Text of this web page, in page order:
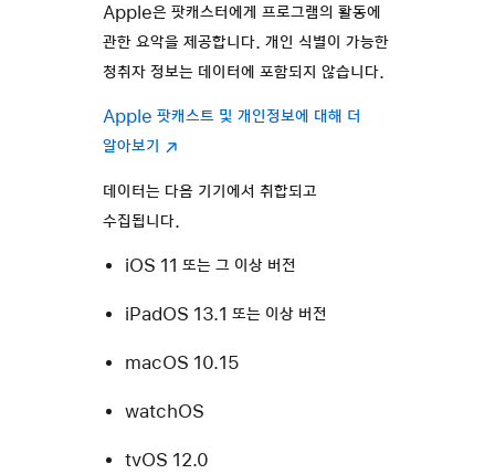
Apple은 팟캐스터에게 프로그램의 활동에
관한 요악을 제공합니다. 개인 식별이 가능한
청취자 정보는 데이터에 포함되지 않습니다.
Apple 팟캐스트 및 개인정보에 대해 더
알아보기
데이터는 다음 기기에서 취합되고
수집됩니다.
iOS 11 또는 그 이상 버전
iPadOS 13.1 또는 이상 버전
macOS 10.15
watchOS
tvOS 12.0